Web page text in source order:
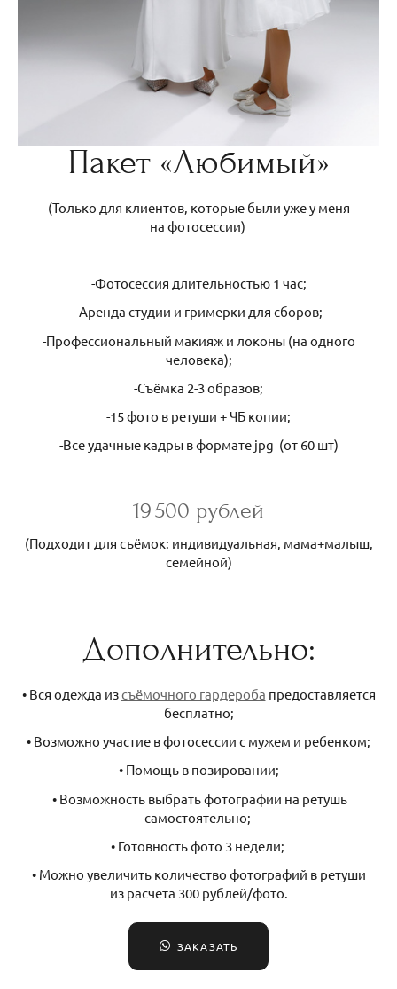
Пакет «Любимый»
(Только для клиентов, которые были уже у меня
на фотосессии)
-Фотосессия длительностью 1 час;
-Аренда студии и гримерки для сборов;
-Профессиональный макияж и локоны (на одного
человека);
-Съёмка 2-3 образов;
-15 фото в ретуши + ЧБ копии;
-Все удачные кадры в формате jpg (от 60 шт)
19 500 рублей
(Подходит для съёмок: индивидуальная, мама+малыш,
семейной)
Дополнительно:
• Вся одежда изсъёмочного гардероба предоставляется
бесплатно;
• Возможно участие в фотосессии с мужем и ребенком;
• Помощь в позировании;
• Возможность выбрать фотографии на ретушь
самостоятельно;
• Готовность фото 3 недели;
• Можно увеличить количество фотографий в ретуши
из расчета 300 рублей/фото.
ЗАКАЗАТЬ